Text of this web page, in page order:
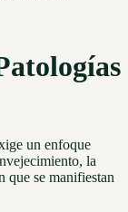
un enfoque
la
que se manifiestan